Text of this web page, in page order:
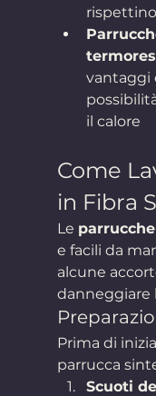
vantaggi
il calore
Come
in Fibra
Le
e facili da
alcune
danneggiare
Prima di
parrucca
Scuoti